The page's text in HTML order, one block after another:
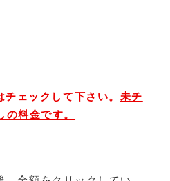
ェックして下さい。 未チ
の料金です。